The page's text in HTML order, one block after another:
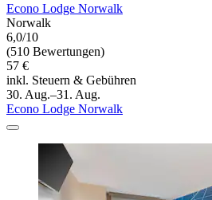
Econo Lodge Norwalk
Norwalk
6,0/10
(510 Bewertungen)
57 €
inkl. Steuern & Gebühren
30. Aug.–31. Aug.
Econo Lodge Norwalk